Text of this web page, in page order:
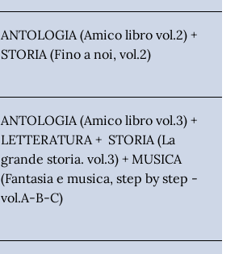
ANTOLOGIA (Amico libro vol.2) +
STORIA (Fino a noi, vol.2)
ANTOLOGIA (Amico libro vol.3) +
LETTERATURA + STORIA (La
grande storia. vol.3) + MUSICA
(Fantasia e musica, step by step -
vol.A-B-C)